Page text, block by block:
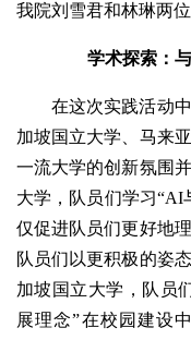
我院刘雪君和林琳两
学术探索：
在这次实践活动
加坡国立大学、马来
一流大学的创新氛围
大学，队员们学习“AI
仅促进队员们更好地
队员们以更积极的姿
加坡国立大学，队员
展理念”在校园建设